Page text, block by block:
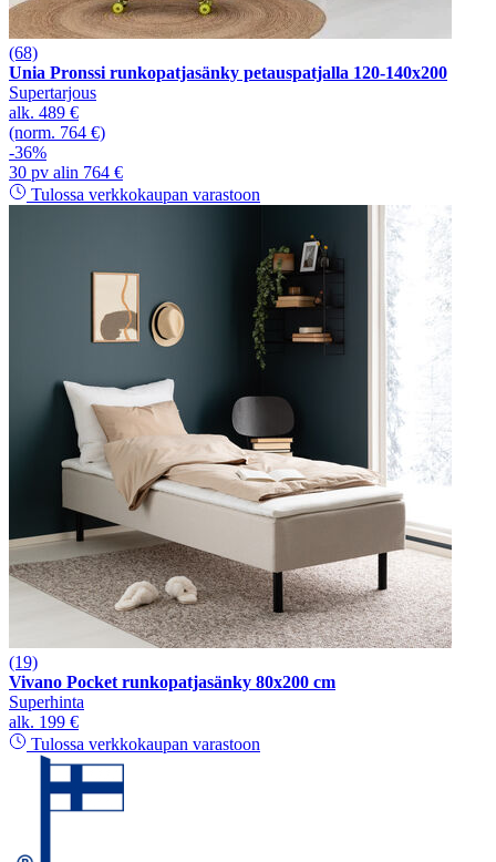
(68)
Unia Pronssi runkopatjasänky petauspatjalla 120-140x200
Supertarjous
alk. 489 €
(norm. 764 €)
-36%
30 pv alin 764 €
Tulossa verkkokaupan varastoon
(19)
Vivano Pocket runkopatjasänky 80x200 cm
Superhinta
alk. 199 €
Tulossa verkkokaupan varastoon